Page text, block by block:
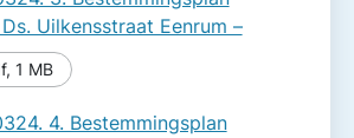
Uilkensstraat Eenrum –
, 1 MB
4. Bestemmingsplan